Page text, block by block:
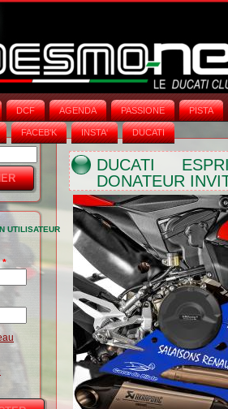
DCF AGENDA PASSIONE PISTA
FACEB'K INSTA‘ DUCATI
UTILISATEUR
*
DUCATI
DONATEUR